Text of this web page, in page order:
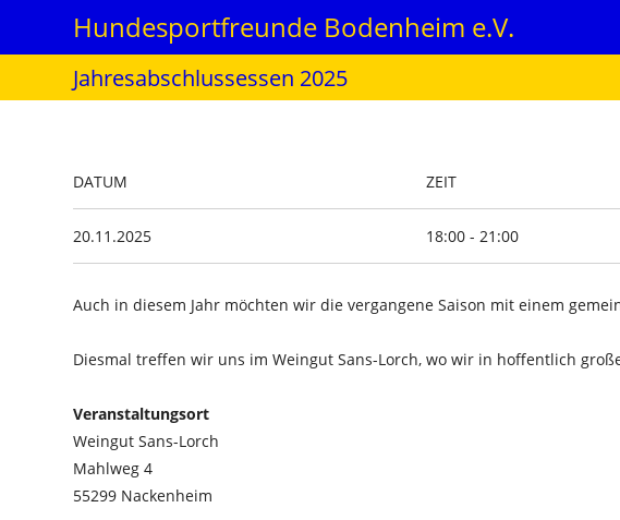
Hundesportfreunde Bodenheim e.V.
Jahresabschlussessen 2025
DATUM ZEIT
20.11.2025 18:00 - 21:00
Auch in diesem Jahr möchten wir die vergangene Saison mit einem
Diesmal treffen wir uns im Weingut Sans-Lorch, wo wir in hoffentlich
Veranstaltungsort
Weingut Sans-Lorch
Mahlweg 4
55299 Nackenheim